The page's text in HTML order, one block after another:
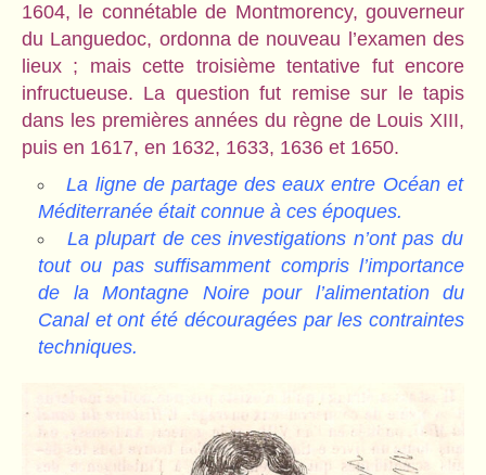
1604, le connétable de Montmorency, gouverneur
du Languedoc, ordonna de nouveau l’examen des
lieux ; mais cette troisième tentative fut encore
infructueuse. La question fut remise sur le tapis
dans les premières années du règne de Louis XIII,
puis en 1617, en 1632, 1633, 1636 et 1650.
La ligne de partage des eaux entre Océan et
Méditerranée était connue à ces époques.
La plupart de ces investigations n’ont pas du
tout ou pas suffisamment compris l’importance
de la Montagne Noire pour l’alimentation du
Canal et ont été découragées par les contraintes
techniques.